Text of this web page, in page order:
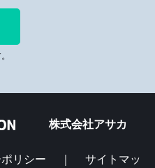
株式会社アサカ
リシー ｜
サイトマッ